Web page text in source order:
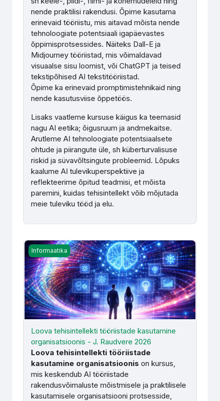
nende praktilisi rakendusi. Õpime kasutama
erinevaid tööriistu, mis aitavad mõista nende
tehnoloogiate potentsiaali igapäevastes
õppimisprotsessides. Näiteks Dall-E ja
Midjourney tööriistad, mis võimaldavad
visuaalse sisu loomist, või ChatGPT ja teised
tekstipõhised AI tekstitööriistad.
Õpime ka erinevaid promptimistehnikaid ning
nende kasutusviise õppetöös.
Lisaks vaatleme kursuse käigus ka teemasid
nagu AI eetika; õigusruum ja andmekaitse.
Arutleme AI tehnoloogiate potentsiaalsete
ohtude ja piirangute üle, sh küberturvalisuse
riskid ja süvavõltsingute probleemid. Lõpuks
kaalume AI tulevikuperspektiive ja
reflekteerime õpitud teadmisi, et mõista
paremini, kuidas tehisintellekt võib mõjutada
meie tuleviku tööd ja elu.
Loova tehisintellekti tööriistade kasutamine
Informaatika
Loova tehisintellekti tööriistade kasutamine
organisatsioonis - J. Raudvere 2026
Loova tehisintellekti tööriistade
kasutamine organisatsioonis on kursus,
mis keskendub AI tööriistade
rakendusvõimaluste mõistmisele ja praktilisele
kasutamisele organisatsiooni protsesside,